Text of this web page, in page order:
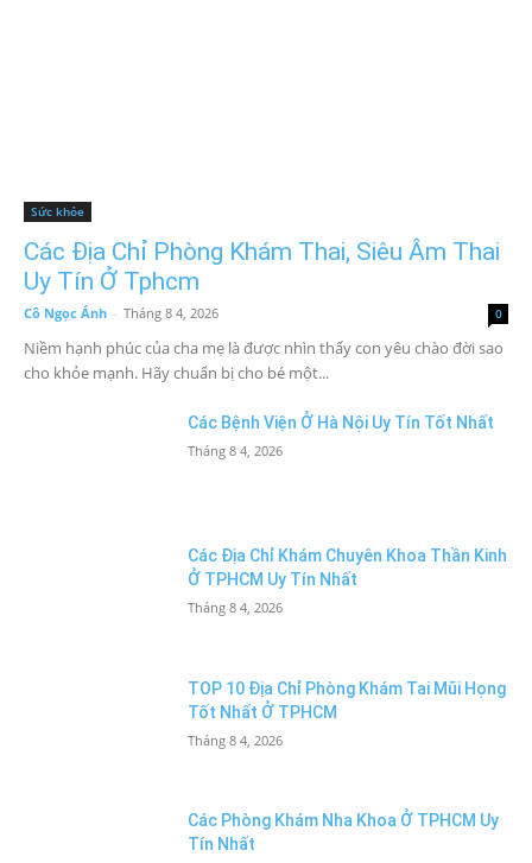
Sức khỏe
Các Địa Chỉ Phòng Khám Thai, Siêu Âm Thai
Uy Tín Ở Tphcm
Cô Ngọc Ánh - Tháng 8 4, 2026 0
Niềm hạnh phúc của cha mẹ là được nhìn thấy con yêu chào đời sao
cho khỏe mạnh. Hãy chuẩn bị cho bé một...
Các Bệnh Viện Ở Hà Nội Uy Tín Tốt Nhất
Tháng 8 4, 2026
Các Địa Chỉ Khám Chuyên Khoa Thần Kinh
Ở TPHCM Uy Tín Nhất
Tháng 8 4, 2026
TOP 10 Địa Chỉ Phòng Khám Tai Mũi Họng
Tốt Nhất Ở TPHCM
Tháng 8 4, 2026
Các Phòng Khám Nha Khoa Ở TPHCM Uy
Tín Nhất